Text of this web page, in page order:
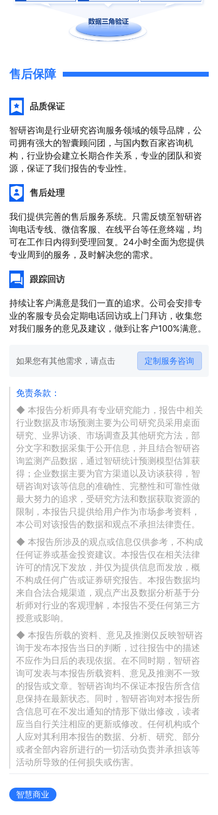
售后保障
品质保证
智研咨询是行业研究咨询服务领域的领导品牌，公
司拥有强大的智囊顾问团，与国内数百家咨询机
构，行业协会建立长期合作关系，专业的团队和资
源，保证了我们报告的专业性。
售后处理
我们提供完善的售后服务系统。只需反馈至智研咨
询电话专线、微信客服、在线平台等任意终端，均
可在工作日内得到受理回复。24小时全面为您提供
专业周到的服务，及时解决您的需求。
跟踪回访
持续让客户满意是我们一直的追求。公司会安排专
业的客服专员会定期电话回访或上门拜访，收集您
对我们服务的意见及建议，做到让客户100%满意。
如果您有其他需求，请点击 定制服务咨询
免责条款：
◆ 本报告分析师具有专业研究能力，报告中相关
行业数据及市场预测主要为公司研究员采用桌面
研究、业界访谈、市场调查及其他研究方法，部
分文字和数据采集于公开信息，并且结合智研咨
询监测产品数据，通过智研统计预测模型估算获
得；企业数据主要为官方渠道以及访谈获得，智
研咨询对该等信息的准确性、完整性和可靠性做
最大努力的追求，受研究方法和数据获取资源的
限制，本报告只提供给用户作为市场参考资料，
本公司对该报告的数据和观点不承担法律责任。
◆ 本报告所涉及的观点或信息仅供参考，不构成
任何证券或基金投资建议。本报告仅在相关法律
许可的情况下发放，并仅为提供信息而发放，概
不构成任何广告或证券研究报告。本报告数据均
来自合法合规渠道，观点产出及数据分析基于分
析师对行业的客观理解，本报告不受任何第三方
授意或影响。
◆ 本报告所载的资料、意见及推测仅反映智研咨
询于发布本报告当日的判断，过往报告中的描述
不应作为日后的表现依据。在不同时期，智研咨
询可发表与本报告所载资料、意见及推测不一致
的报告或文章。智研咨询均不保证本报告所含信
息保持在最新状态。同时，智研咨询对本报告所
含信息可在不发出通知的情形下做出修改，读者
应当自行关注相应的更新或修改。任何机构或个
人应对其利用本报告的数据、分析、研究、部分
或者全部内容所进行的一切活动负责并承担该等
活动所导致的任何损失或伤害。
智慧商业